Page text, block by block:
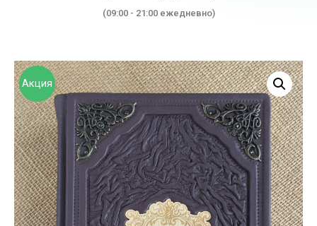
(09:00 - 21:00 ежедневно)
Акция